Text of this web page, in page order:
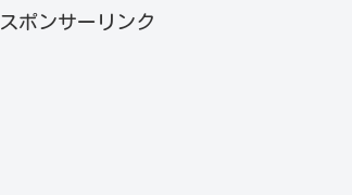
スポンサーリンク